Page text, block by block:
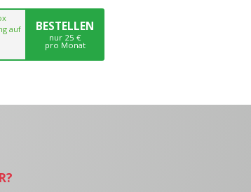
auf
BESTELLEN
nur 25 €
pro Monat